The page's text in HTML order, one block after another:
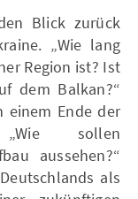
Blick zurück
„Wie lang
Region ist? Ist
dem Balkan?“
einem Ende der
„Wie sollen
aussehen?“
als